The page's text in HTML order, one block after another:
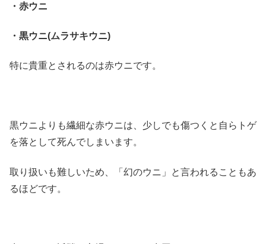
・赤ウニ
・黒ウニ(ムラサキウニ)
特に貴重とされるのは赤ウニです。
黒ウニよりも繊細な赤ウニは、少しでも傷つくと自らトゲ
を落として死んでしまいます。
取り扱いも難しいため、 「幻のウニ」
と言われることもあ
るほどです。